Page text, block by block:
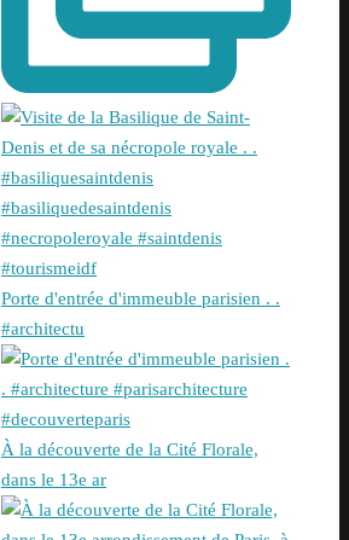
Porte d'entrée d'immeuble parisien . .
#architectu
À la découverte de la Cité Florale,
dans le 13e ar